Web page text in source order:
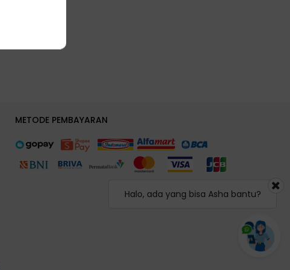
Halo, ada yang bisa Asha bantu?
METODE PEMBAYARAN